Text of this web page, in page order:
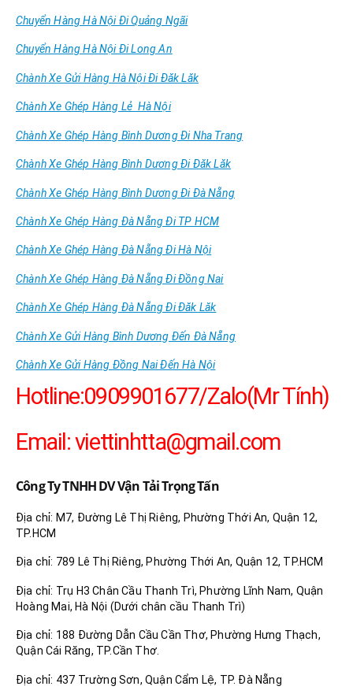
Chuyển Hàng Hà Nội Đi Quảng Ngãi
Chuyển Hàng Hà Nội Đi Long An
Chành Xe Gửi Hàng Hà Nội Đi Đăk Lăk
Chành Xe Ghép Hàng Lẻ Hà Nội
Chành Xe Ghép Hàng Bình Dương Đi Nha Trang
Chành Xe Ghép Hàng Bình Dương Đi Đăk Lăk
Chành Xe Ghép Hàng Bình Dương Đi Đà Nẵng
Chành Xe Ghép Hàng Đà Nẵng Đi TP HCM
Chành Xe Ghép Hàng Đà Nẵng Đi Hà Nội
Chành Xe Ghép Hàng Đà Nẵng Đi Đồng Nai
Chành Xe Ghép Hàng Đà Nẵng Đi Đăk Lăk
Chành Xe Gửi Hàng Bình Dương Đến Đà Nẵng
Chành Xe Gửi Hàng Đồng Nai Đến Hà Nội
Hotline:0909901677/Zalo(Mr Tính)
Email:viettinhtta@gmail.com
Công Ty TNHH DV Vận Tải Trọng Tấn
Địa chỉ: M7, Đường Lê Thị Riêng, Phường Thới An, Quận 12,
TP.HCM
Địa chỉ: 789 Lê Thị Riêng, Phường Thới An, Quận 12, TP.HCM
Địa chỉ: Trụ H3 Chân Cầu Thanh Trì, Phường Lĩnh Nam, Quận
Hoàng Mai, Hà Nội (Dưới chân cầu Thanh Trì)
Địa chỉ: 188 Đường Dẫn Cầu Cần Thơ, Phường Hưng Thạch,
Quận Cái Răng, TP.Cần Thơ.
Địa chỉ: 437 Trường Sơn, Quận Cẩm Lệ, TP. Đà Nẵng